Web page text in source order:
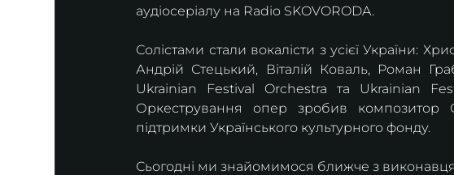
аудіосеріалу на Radio SKOVORODA.
Солістами стали вокалісти з усієї України:
Андрій Стецький, Віталій Коваль, Роман
Ukrainian Festival Orchestra та Ukrainian
Оркестрування опер зробив композитор
підтримки Українського культурного фонду.
Сьогодні ми знайомимося ближче з